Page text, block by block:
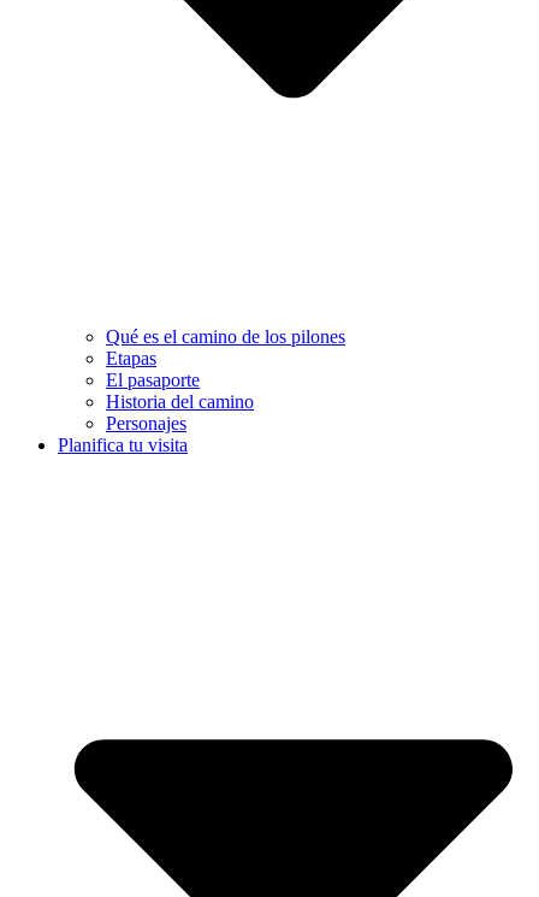
Qué es el camino de los pilones
Etapas
El pasaporte
Historia del camino
Personajes
Planifica tu visita